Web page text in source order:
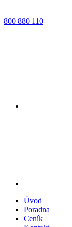
800 880 110
Úvod
Poradna
Ceník